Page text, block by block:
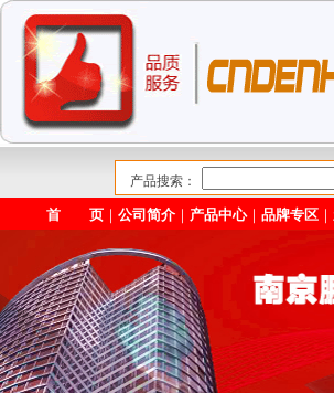
产品搜索：
首 页 ｜公司简介 ｜ 产品中心｜品牌专区 ｜